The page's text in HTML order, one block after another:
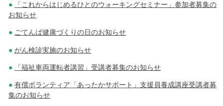
「これからはじめるひとのウォーキングセミナー」参加者募集の
お知らせ
ごてんば健康づくりの日のお知らせ
がん検診実施のお知らせ
「福祉車両運転者講習」受講者募集のお知らせ
有償ボランティア「あったかサポート」支援員養成講座受講者募
集のお知らせ